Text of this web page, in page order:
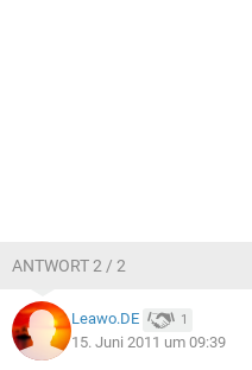
ANTWORT 2 / 2
Leawo.DE 1
15. Juni 2011 um 09:39